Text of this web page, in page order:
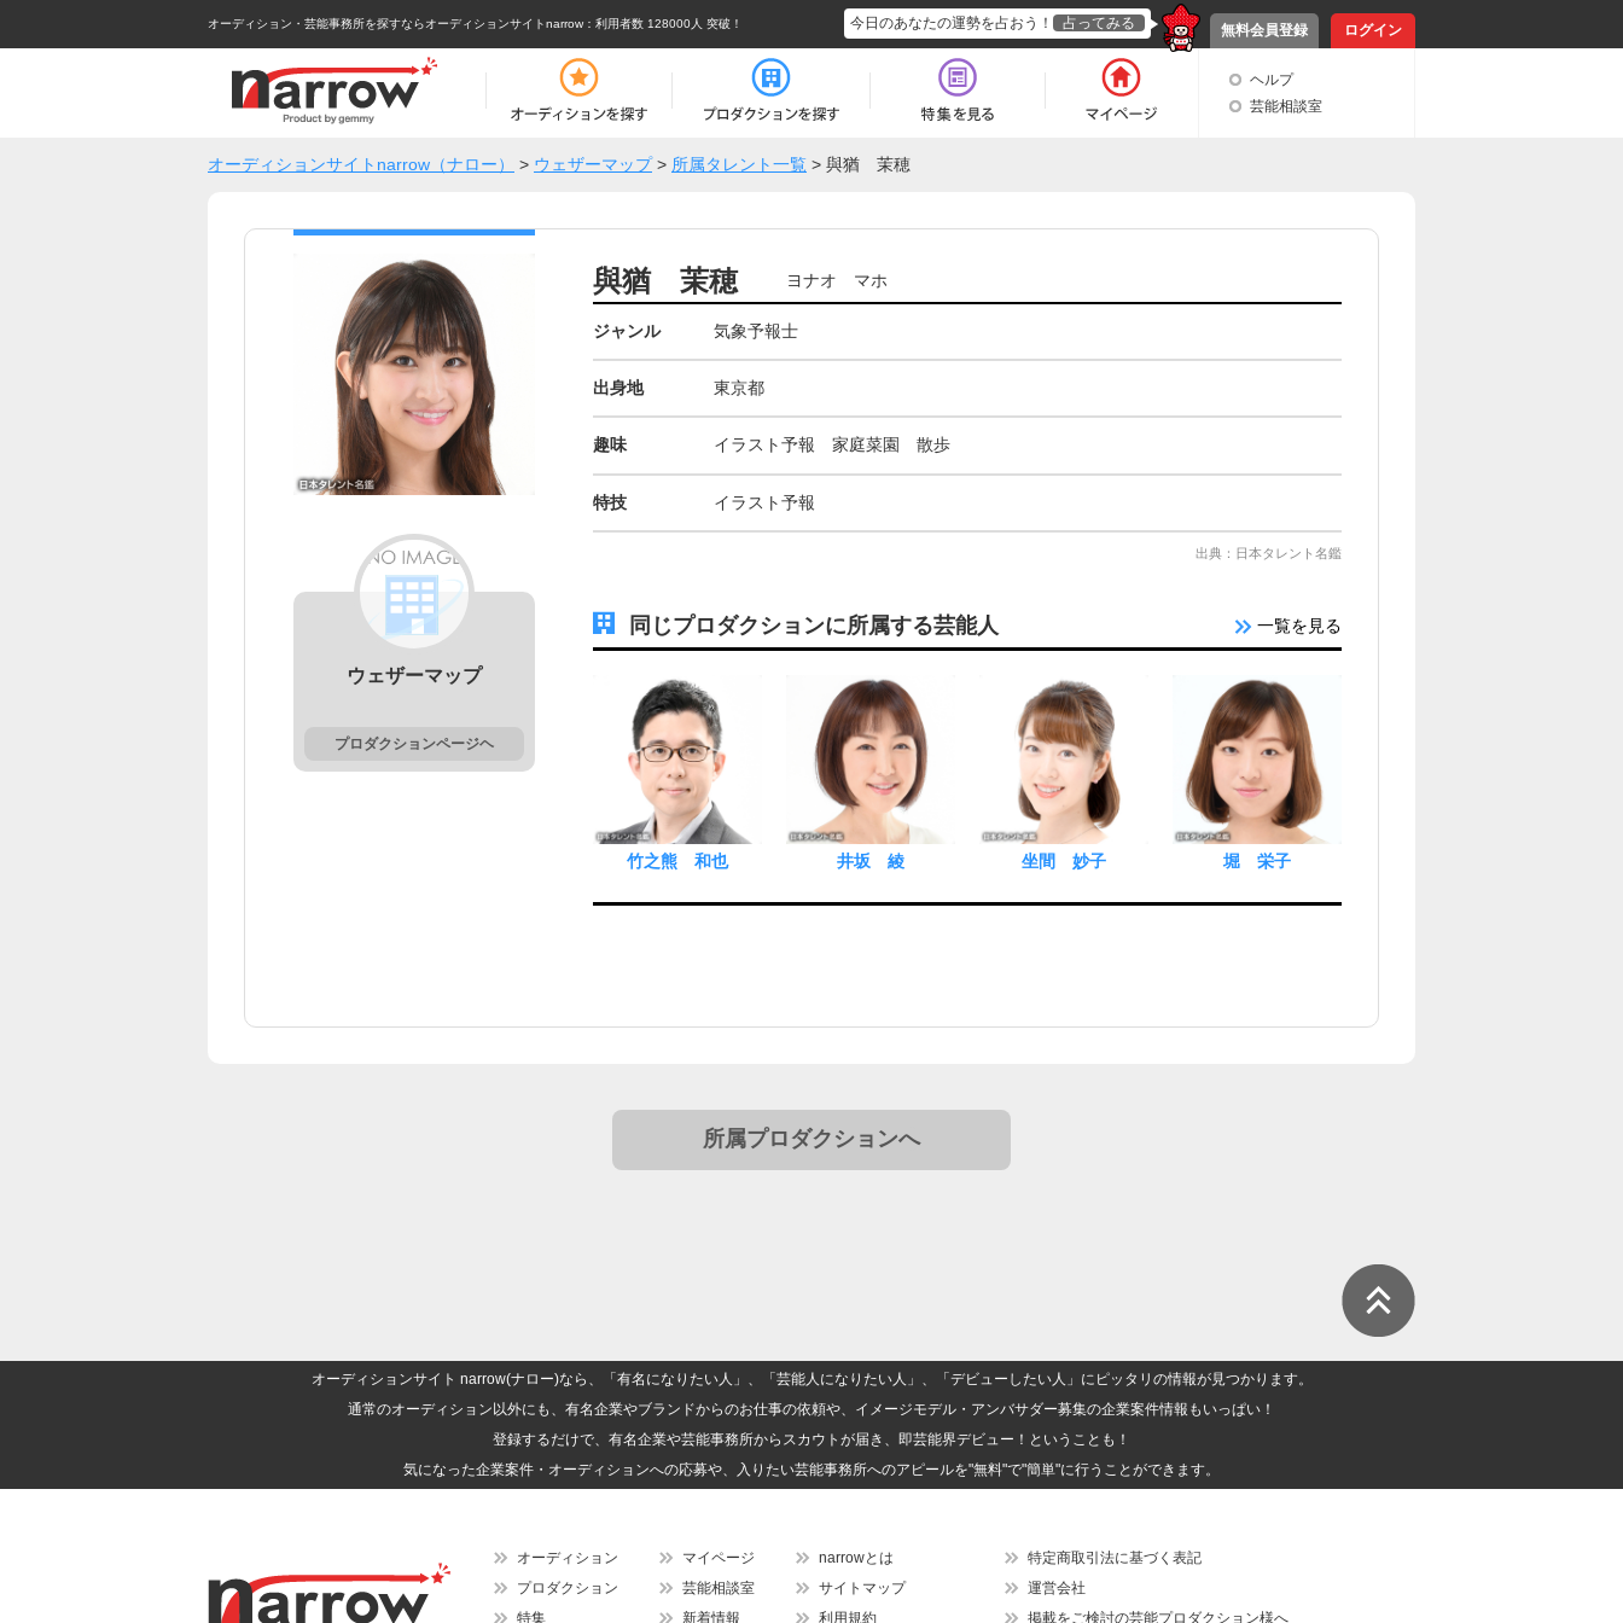
オーディション・芸能事務所を探すならオーディションサイトnarrow ：利用者数 128000人 突破！ 無料会員登録 ログイン
今日のあなたの運勢を占おう！ 占ってみる
ヘルプ
芸能相談室
オーディションサイトnarrow（ナロー） > ウェザーマップ> 所属タレント一覧 > 與猶 茉穂
ウェザーマップ
プロダクションページヘ
與猶 茉穂 ヨナオ マホ
ジャンル 気象予報士
出身地 東京都
趣味 イラスト予報 家庭菜園 散歩
特技 イラスト予報
出典：日本タレント名鑑
同じプロダクションに所属する芸能人 一覧を見る
竹之熊 和也 井坂 綾 坐間 妙子 堀 栄子
所属プロダクションへ
オーディションサイト narrow(ナロー)なら、「有名になりたい人」、「芸能人になりたい人」、「デビューしたい人」にピッタリの情報が見つかります。
通常のオーディション以外にも、有名企業やブランドからのお仕事の依頼や、イメージモデル・アンバサダー募集の企業案件情報もいっぱい！
登録するだけで、有名企業や芸能事務所からスカウトが届き、即芸能界デビュー！ということも！
気になった企業案件・オーディションへの応募や、入りたい芸能事務所へのアピールを"無料"で"簡単"に行うことができます。
オーディション
プロダクション
特集
マイページ
芸能相談室
新着情報
narrowとは
サイトマップ
利用規約
特定商取引法に基づく表記
運営会社
掲載をご検討の芸能プロダクション様へ